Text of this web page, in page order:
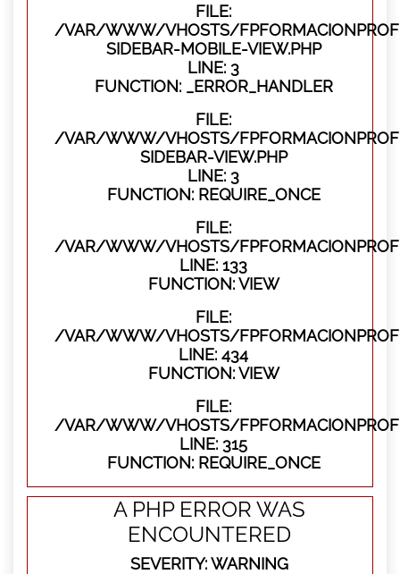
FILE:
/VAR/WWW/VHOSTS/
SIDEBAR-MOBILE-VIEW.PHP
LINE: 3
FUNCTION: _ERROR_HANDLER
FILE:
/VAR/WWW/VHOSTS/
SIDEBAR-VIEW.PHP
LINE: 3
FUNCTION: REQUIRE_ONCE
FILE:
/VAR/WWW/VHOSTS/
LINE: 133
FUNCTION: VIEW
FILE:
/VAR/WWW/VHOSTS/
LINE: 434
FUNCTION: VIEW
FILE:
/VAR/WWW/VHOSTS/
LINE: 315
FUNCTION: REQUIRE_ONCE
A PHP ERROR WAS
ENCOUNTERED
SEVERITY: WARNING